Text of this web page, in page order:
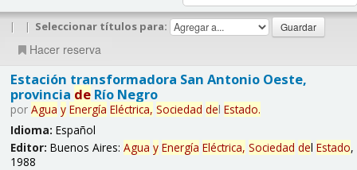
| | Seleccionar títulos para:
Hacer reserva
Estación transformadora San Antonio Oeste,
provincia deRío Negro
por Agua y Energía Eléctrica, Sociedad del Estado.
Idioma: Español
Editor: Buenos Aires: Agua y Energía Eléctrica, Sociedad del Estado,
1988